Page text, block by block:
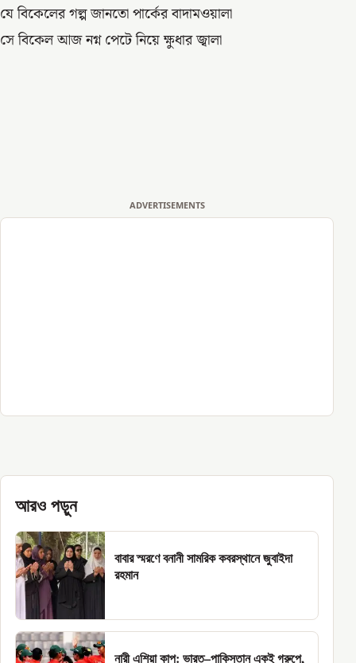
যে বিকেলের গল্প জানতো পার্কের বাদামওয়ালা
সে বিকেল আজ নগ্ন পেটে নিয়ে ক্ষুধার জ্বালা
ADVERTISEMENTS
আরও পড়ুন
বাবার স্মরণে বনানী সামরিক কবরস্থানে জুবাইদা
রহমান
নারী এশিয়া কাপ: ভারত–পাকিস্তান একই গ্রুপে,